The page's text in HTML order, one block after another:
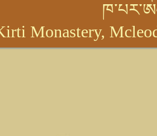
Monastery,